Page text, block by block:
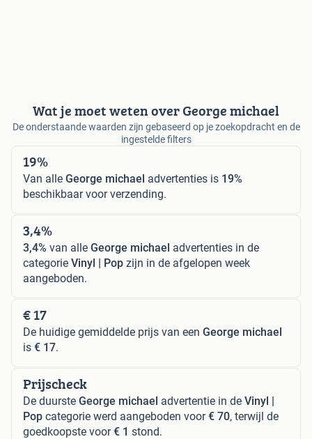
Wat je moet weten over George michael
De onderstaande waarden zijn gebaseerd op je zoekopdracht en de
ingestelde filters
19%
Van alle George michael advertenties is 19%
beschikbaar voor verzending.
3,4%
3,4% van alle George michael advertenties in de
categorie Vinyl | Pop zijn in de afgelopen week
aangeboden.
€ 17
De huidige gemiddelde prijs van een George michael
is € 17.
Prijscheck
De duurste George michael advertentie in de Vinyl |
Pop categorie werd aangeboden voor€ 70, terwijl de
goedkoopste voor€ 1 stond.